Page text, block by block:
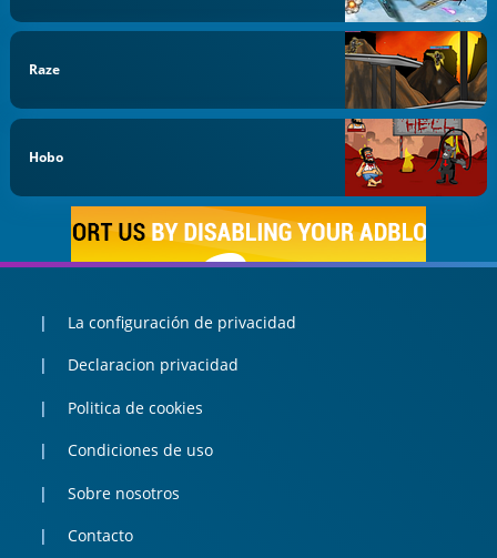
Raze
Hobo
La configuración de privacidad
Declaracion privacidad
Politica de cookies
Condiciones de uso
Sobre nosotros
Contacto